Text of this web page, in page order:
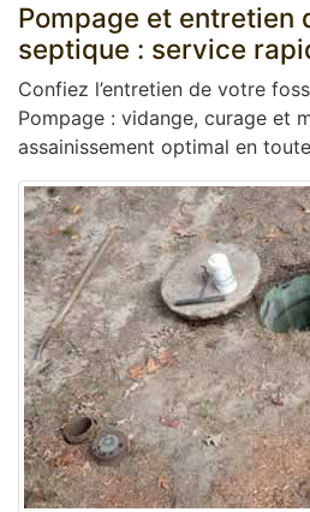
Pompage et entretien
septique : service
Confiez l’entretien de votre
Pompage : vidange, curage et
assainissement optimal en